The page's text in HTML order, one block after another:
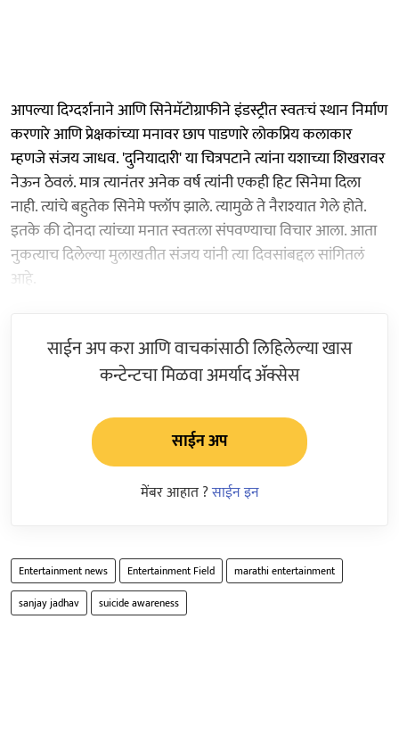
आपल्या दिग्दर्शनाने आणि सिनेमॅटोग्राफीने इंडस्ट्रीत स्वतःचं स्थान निर्माण
करणारे आणि प्रेक्षकांच्या मनावर छाप पाडणारे लोकप्रिय कलाकार
म्हणजे संजय जाधव. 'दुनियादारी' या चित्रपटाने त्यांना यशाच्या शिखरावर
नेऊन ठेवलं. मात्र त्यानंतर अनेक वर्ष त्यांनी एकही हिट सिनेमा दिला
नाही. त्यांचे बहुतेक सिनेमे फ्लॉप झाले. त्यामुळे ते नैराश्यात गेले होते.
इतके की दोनदा त्यांच्या मनात स्वतःला संपवण्याचा विचार आला. आता
नुकत्याच दिलेल्या मुलाखतीत संजय यांनी त्या दिवसांबद्दल सांगितलं
आहे.
साईन अप करा आणि वाचकांसाठी लिहिलेल्या खास
कन्टेन्टचा मिळवा अमर्याद ॲक्सेस
साईन अप
मेंबर आहात ?साईन इन
Entertainment news Entertainment Field
marathi entertainment
sanjay jadhav
suicide awareness